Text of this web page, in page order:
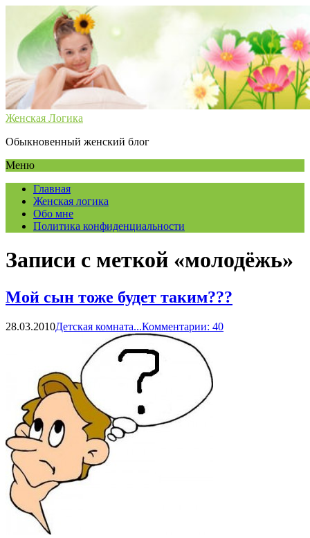
Женская Логика
Обыкновенный женский блог
Меню
Главная
Женская логика
Обо мне
Политика конфиденциальности
Записи с меткой «молодёжь»
Мой сын тоже будет таким???
28.03.2010Детская комната...Комментарии: 40